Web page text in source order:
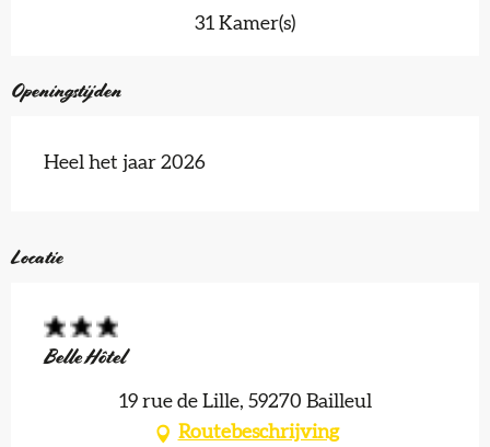
31 Kamer(s)
Openingstijden
Heel het jaar 2026
Locatie
Belle Hôtel
19 rue de Lille, 59270 Bailleul
Routebeschrijving